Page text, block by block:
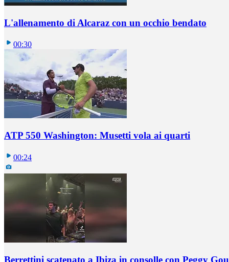
L'allenamento di Alcaraz con un occhio bendato
00:30
ATP 550 Washington: Musetti vola ai quarti
00:24
Berrettini scatenato a Ibiza in consolle con Peggy Gou